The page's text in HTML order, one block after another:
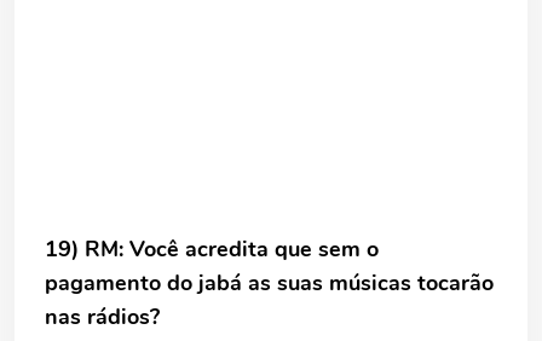
19) RM: Você acredita que sem o
pagamento do jabá as suas músicas tocarão
nas rádios?